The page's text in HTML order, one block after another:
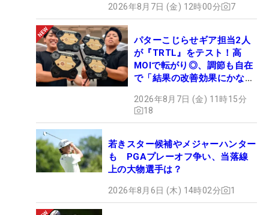
2026年8月7日 (金) 12時00分 7
パターこじらせギア担当2人
が『TRTL』をテスト！高
MOIで転がり◎、調節も自在
で「結果の改善効果にかなり
2026年8月7日 (金) 11時15分
18
若きスター候補やメジャーハンター
も PGAプレーオフ争い、当落線
上の大物選手は？
2026年8月6日 (木) 14時02分 1